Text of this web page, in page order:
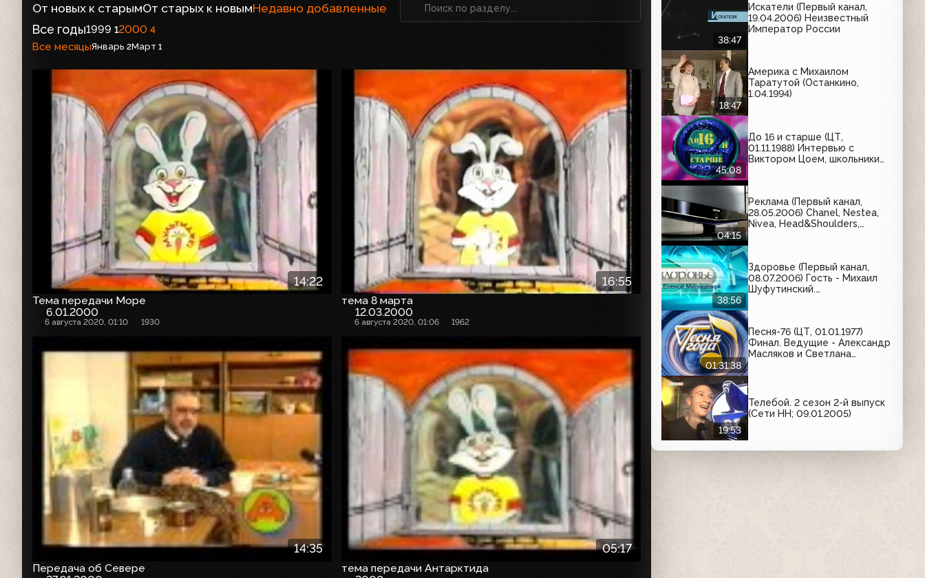
От новых к старымОт старых к новымНедавно добавленные
Все годы1999 12000 4
Все месяцыЯнварь 2Март 1
14:22
Тема передачи Море
6.01.2000
6 августа 2020, 01:10 1930
16:55
тема 8 марта
12.03.2000
6 августа 2020, 01:06 1962
14:35
Передача об Севере
05:17
тема передачи Антарктида
38:47
Искатели (Первый канал,
19.04.2006) Неизвестный
Император России
18:47
Америка с Михаилом
Таратутой (Останкино,
1.04.1994)
45:08
До 16 и старше (ЦТ,
01.11.1988) Интервью с
Виктором Цоем, школьники
04:15
Реклама (Первый канал,
28.05.2006) Chanel, Nestea,
Nivea, Head&Shoulders,
38:56
Здоровье (Первый канал,
08.07.2006) Гость - Михаил
Шуфутинский.
01:31:38
Песня-76 (ЦТ, 01.01.1977)
Финал. Ведущие - Александр
Масляков и Светлана
19:53
Телебой. 2 сезон 2-й выпуск
(Сети НН; 09.01.2005)